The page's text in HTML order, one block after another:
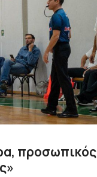
προσωπικός